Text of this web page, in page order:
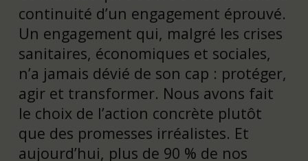
continuité d’un engagement éprouvé.
Un engagement qui, malgré les crises
sanitaires, économiques et sociales,
n’a jamais dévié de son cap : protéger,
agir et transformer. Nous avons fait
le choix de l’action concrète plutôt
que des promesses irréalistes. Et
aujourd’hui, plus de 90 % de nos